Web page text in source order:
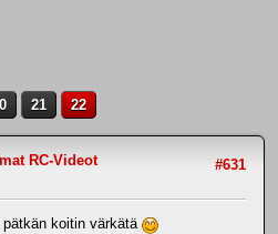
21 22
#631
RC-Videot
koitin värkätä